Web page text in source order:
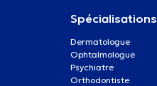
Spécialisations
Dermatologue
Ophtalmologue
Psychiatre
Orthodontiste